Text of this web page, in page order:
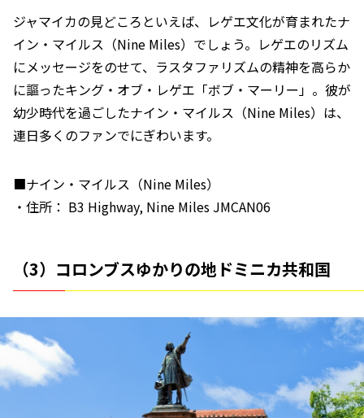
ジャマイカの見どころといえば、レゲエ文化が育まれたナ
イン・マイルス（Nine Miles）でしょう。レゲエのリズム
にメッセージをのせて、ラスタファリズムの精神を高らか
に謳ったキング・オブ・レゲエ「ボブ・マーリー」。彼が
幼少時代を過ごしたナイン・マイルス（Nine Miles）は、
連日多くのファンでにぎわいます。
■ナイン・マイルス（Nine Miles）
・住所： B3 Highway, Nine Miles JMCAN06
（3）コロンブスゆかりの地ドミニカ共和国